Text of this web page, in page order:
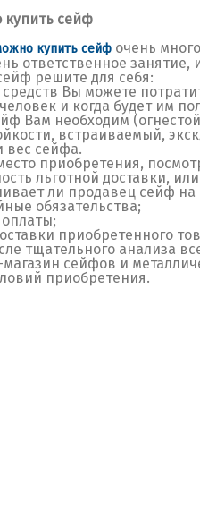
купить сейф
купить сейф очень
ответственное занятие,
решите для себя:
Вы можете
и когда будет им
Вам необходим
встраиваемый,
вес сейфа.
приобретения,
льготной доставки,
ли продавец сейф на
обязательства;
приобретенного
тщательного анализа
сейфов и
приобретения.